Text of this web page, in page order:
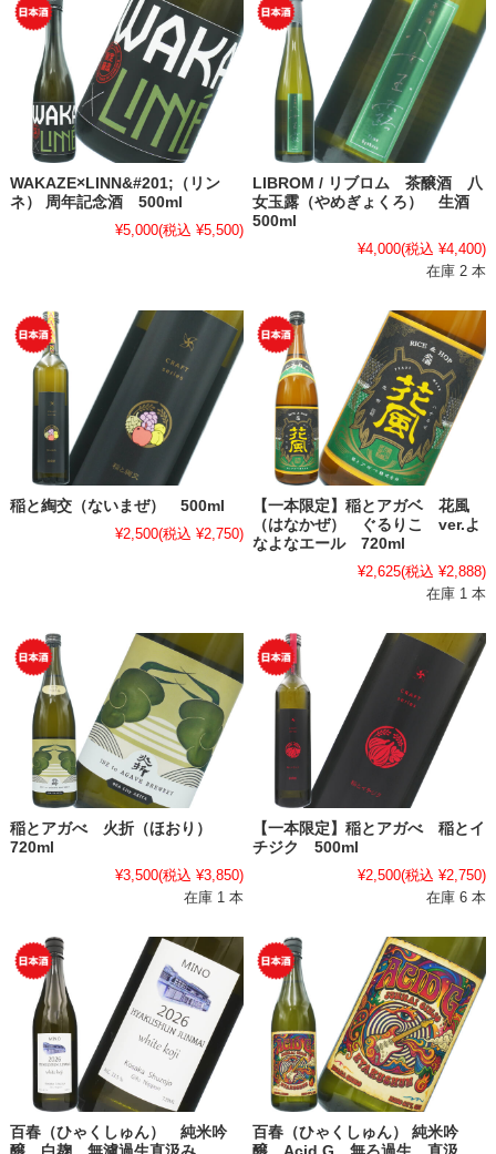
WAKAZE×LINN&#201;（リン
ネ） 周年記念酒 500ml
¥5,000(税込 ¥5,500)
LIBROM / リブロム 茶醸酒 八
女玉露（やめぎょくろ） 生酒
500ml
¥4,000(税込 ¥4,400)
在庫 2 本
稲と綯交（ないまぜ） 500ml
¥2,500(税込 ¥2,750)
【一本限定】稲とアガベ 花風
（はなかぜ） ぐるりこ ver.よ
なよなエール 720ml
¥2,625(税込 ¥2,888)
在庫 1 本
稲とアガべ 火折（ほおり）
720ml
¥3,500(税込 ¥3,850)
在庫 1 本
【一本限定】稲とアガべ 稲とイ
チジク 500ml
¥2,500(税込 ¥2,750)
在庫 6 本
百春（ひゃくしゅん） 純米吟
百春（ひゃくしゅん） 純米吟